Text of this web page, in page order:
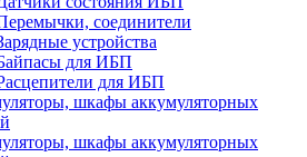
соединители
устройства
для ИБП
для ИБП
шкафы аккумуляторных
шкафы аккумуляторных